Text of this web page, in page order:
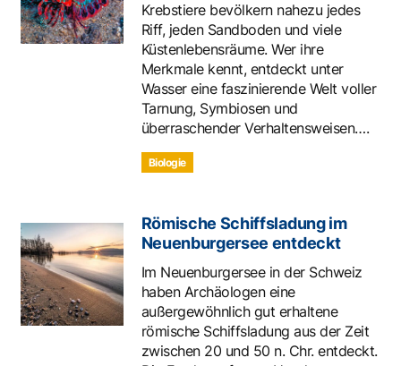
Krebstiere bevölkern nahezu jedes
Riff, jeden Sandboden und viele
Küstenlebensräume. Wer ihre
Merkmale kennt, entdeckt unter
Wasser eine faszinierende Welt voller
Tarnung, Symbiosen und
überraschender Verhaltensweisen….
Biologie
Römische Schiffsladung im
Neuenburgersee entdeckt
Im Neuenburgersee in der Schweiz
haben Archäologen eine
außergewöhnlich gut erhaltene
römische Schiffsladung aus der Zeit
zwischen 20 und 50 n. Chr. entdeckt.